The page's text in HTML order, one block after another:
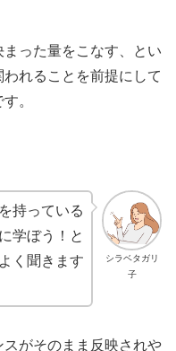
った量をこなす、とい
れることを前提にして
。
シラベタガリ
子
持っている
学ぼう！と
く聞きます
がそのまま反映されや